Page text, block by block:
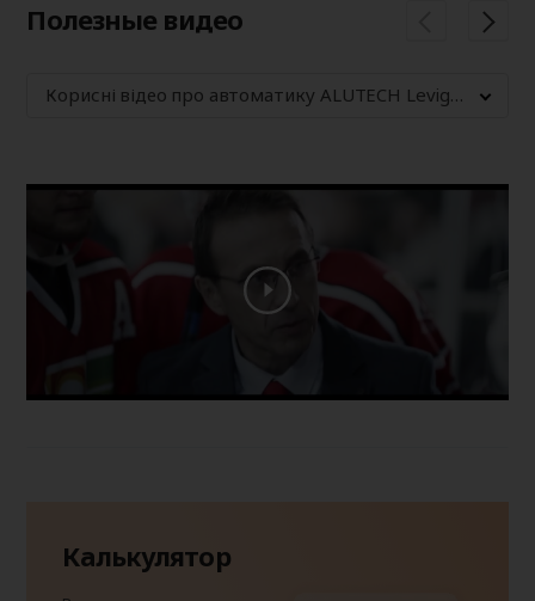
Полезные видео
Корисні відео про автоматику ALUTECH Levigato
Калькулятор